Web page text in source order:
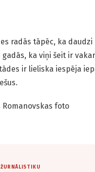
radās tāpēc, ka
gadās, ka viņi šeit ir
ir lieliska iespēja
Romanovskas foto